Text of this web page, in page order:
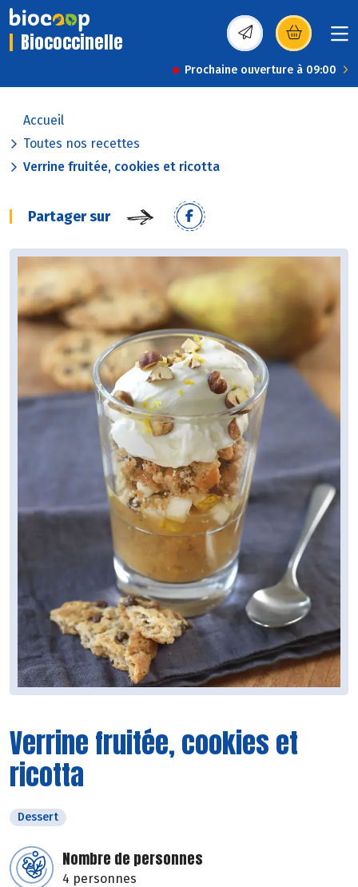
Biococcinelle (s’ouvre dans une
Prochaine ouverture à 09:00
Accueil
Toutes nos recettes
Verrine fruitée, cookies et ricotta
Partager sur
Verrine fruitée, cookies et
ricotta
Dessert
Nombre de personnes
4 personnes